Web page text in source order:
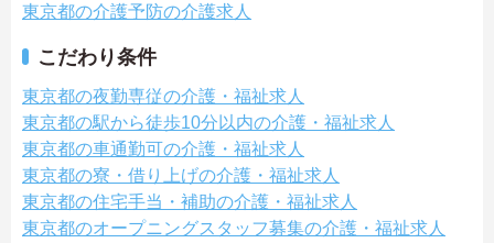
東京都の介護予防の介護求人
こだわり条件
東京都の夜勤専従の介護・福祉求人
東京都の駅から徒歩10分以内の介護・福祉求人
東京都の車通勤可の介護・福祉求人
東京都の寮・借り上げの介護・福祉求人
東京都の住宅手当・補助の介護・福祉求人
東京都のオープニングスタッフ募集の介護・福祉求人